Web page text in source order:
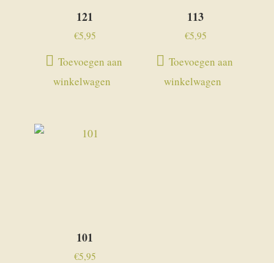
121
€5,95
Toevoegen aan
winkelwagen
113
€5,95
Toevoegen aan
winkelwagen
101
€5,95